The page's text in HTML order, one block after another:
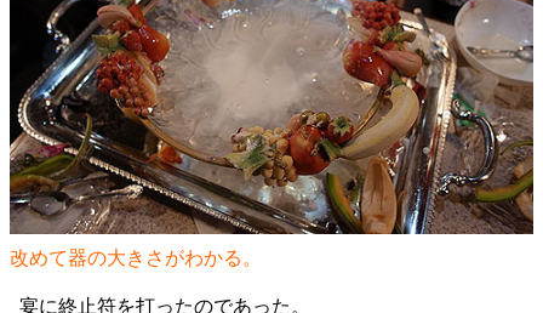
改めて器の大きさがわかる。
宴に終止符を打ったのであった。